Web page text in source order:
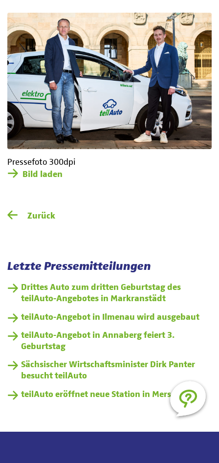
Pressefoto 300dpi
Bild laden
Zurück
Letzte Pressemitteilungen
Drittes Auto zum dritten Geburtstag des
teilAuto-Angebotes in Markranstädt
teilAuto-Angebot in Ilmenau wird ausgebaut
teilAuto-Angebot in Annaberg feiert 3.
Geburtstag
Sächsischer Wirtschaftsminister Dirk Panter
besucht teilAuto
teilAuto eröffnet neue Station in Merseburg